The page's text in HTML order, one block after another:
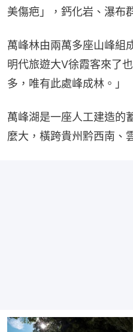
美傷疤」，鈣化岩、瀑布
萬峰林由兩萬多座山峰組
明代旅遊大V徐霞客來了
多，唯有此處峰成林。」
萬峰湖是一座人工建造的
麼大，橫跨貴州黔西南、